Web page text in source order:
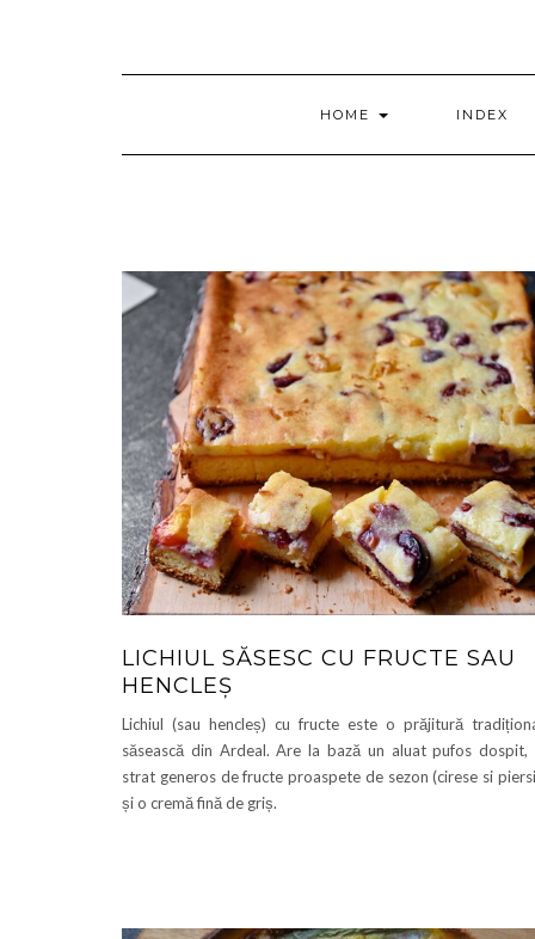
HOME INDEX
LICHIUL SĂSESC CU FRUCTE SAU
HENCLEȘ
Lichiul (sau hencleș) cu fructe este o prăjitură
săsească din Ardeal. Are la bază un aluat pufos dospit,
strat generos de fructe proaspete de sezon (cirese si
și o cremă fină de griș.